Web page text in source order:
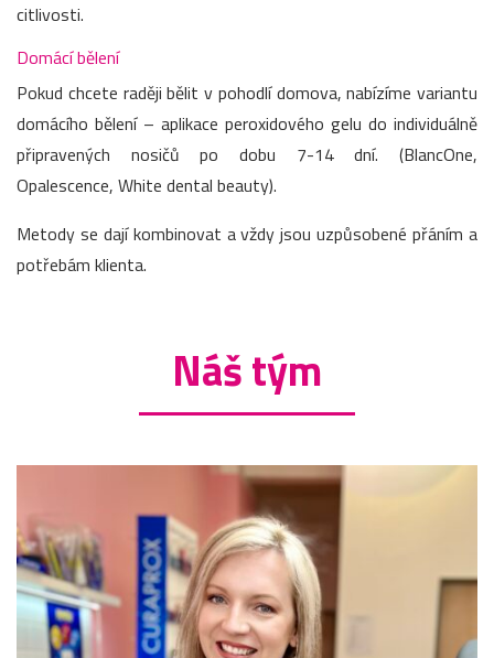
citlivosti.
Domácí bělení
Pokud chcete raději bělit v pohodlí domova, nabízíme variantu
domácího bělení – aplikace peroxidového gelu do individuálně
připravených nosičů po dobu 7-14 dní. (BlancOne,
Opalescence, White dental beauty).
Metody se dají kombinovat a vždy jsou uzpůsobené přáním a
potřebám klienta.
Náš tým